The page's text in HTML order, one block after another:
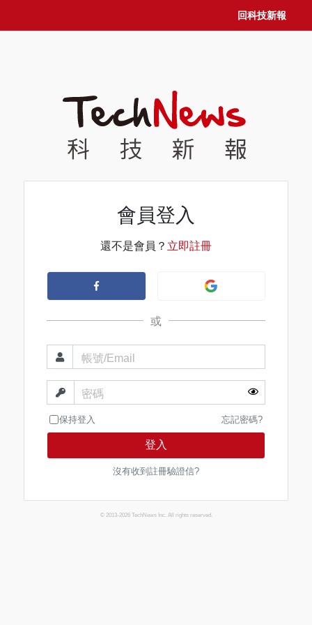
回科技新報
會員登入
還不是會員？ 立即註冊
或
帳號/Email
密碼
保持登入 忘記密碼?
登入
沒有收到註冊驗證信?
© 2013-2026 TechNews Inc. All rights reserved.